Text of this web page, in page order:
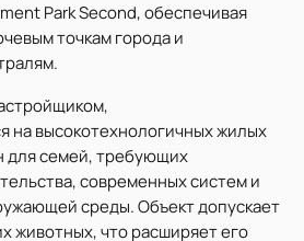
Park Second, обеспечивая
точкам города и
на высокотехнологичных жилых
для семей, требующих
современных систем и
среды. Объект допускает
животных, что расширяет его